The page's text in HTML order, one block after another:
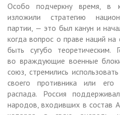
Особо подчеркну время, в
изложили стратегию
партии, — это был канун и
когда вопрос о праве наций на
быть сугубо теоретическим.
во враждующие военные
союз, стремились
своего противника или его
распада. Россия
народов, входивших в состав